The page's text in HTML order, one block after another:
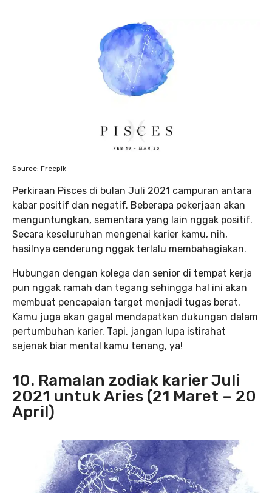
Source: Freepik
Perkiraan Pisces di bulan Juli 2021 campuran antara
kabar positif dan negatif. Beberapa pekerjaan akan
menguntungkan, sementara yang lain nggak positif.
Secara keseluruhan mengenai karier kamu, nih,
hasilnya cenderung nggak terlalu membahagiakan.
Hubungan dengan kolega dan senior di tempat kerja
pun nggak ramah dan tegang sehingga hal ini akan
membuat pencapaian target menjadi tugas berat.
Kamu juga akan gagal mendapatkan dukungan dalam
pertumbuhan karier. Tapi, jangan lupa istirahat
sejenak biar mental kamu tenang, ya!
10. Ramalan zodiak karier Juli
2021 untuk Aries (21 Maret – 20
April)